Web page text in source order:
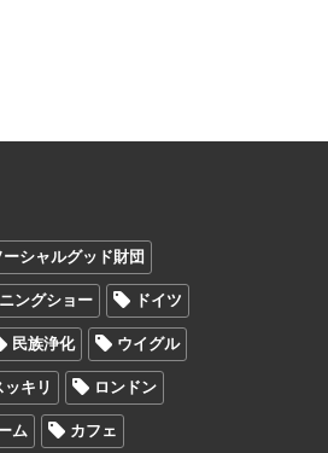
ーシャルグッド財団
ングショー ドイツ
民族浄化 ウイグル
ッキリ ロンドン
ム カフェ